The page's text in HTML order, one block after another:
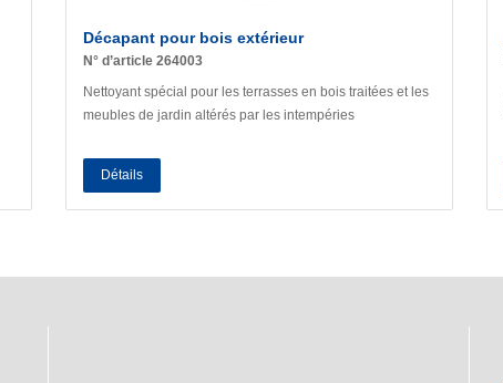
Décapant pour bois extérieur
N° d’article 264003
Nettoyant spécial pour les terrasses en bois traitées et les
meubles de jardin altérés par les intempéries
Détails